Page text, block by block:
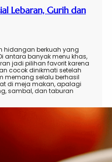
Lebaran, Gurih dan
hidangan berkuah yang
antara banyak menu khas,
jadi pilihan favorit karena
cocok dinikmati setelah
memang selalu berhasil
di meja makan, apalagi
sambal, dan taburan